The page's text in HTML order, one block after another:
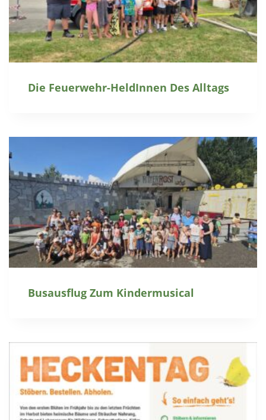
Die Feuerwehr-HeldInnen Des Alltags
Busausflug Zum Kindermusical